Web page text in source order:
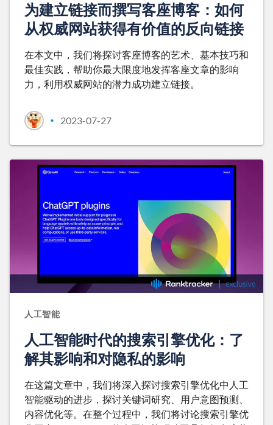
为建立链接而撰写客座博客：如何
从权威网站获得有价值的反向链接
在本文中，我们将探讨客座博客的艺术、基本技巧和
最佳实践，帮助你最大限度地发挥客座文章的影响
力，利用权威网站的潜力成功建立链接。
• 2023-07-27
人工智能
人工智能时代的搜索引擎优化：了
解其影响和对隐私的影响
在这篇文章中，我们将深入探讨搜索引擎优化中人工
智能驱动的进步，探讨关键词研究、用户意图预测、
内容优化等。在整个过程中，我们将讨论搜索引擎优